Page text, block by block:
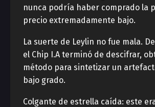
nunca podría haber comprado la
precio extremadamente bajo.
La suerte de Leylin no fue mala.
el Chip I.A terminó de descifrar,
método para sintetizar un
bajo grado.
Colgante de estrella caída: este